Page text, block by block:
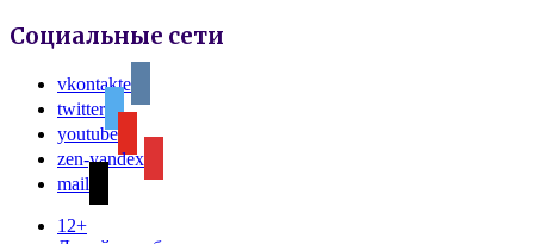
Социальные сети
vkontakte
twitter
youtube
zen-yandex
mail
12+